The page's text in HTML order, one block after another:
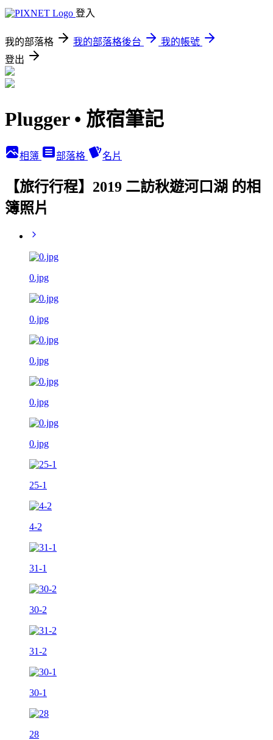
登入
我的部落格 我的部落格後台
我的帳號
登出
Plugger • 旅宿筆記
相簿 部落格 名片
【旅行行程】2019 二訪秋遊河口湖 的相
簿照片
0.jpg
0.jpg
0.jpg
0.jpg
0.jpg
25-1
4-2
31-1
30-2
31-2
30-1
28